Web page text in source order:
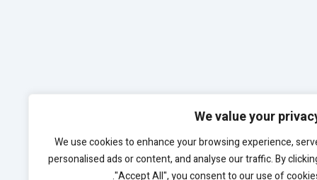
We value your
We use cookies to enhance your browsing experience,
personalised ads or content, and analyse our traffic. By
"Accept All", you consent to our use of